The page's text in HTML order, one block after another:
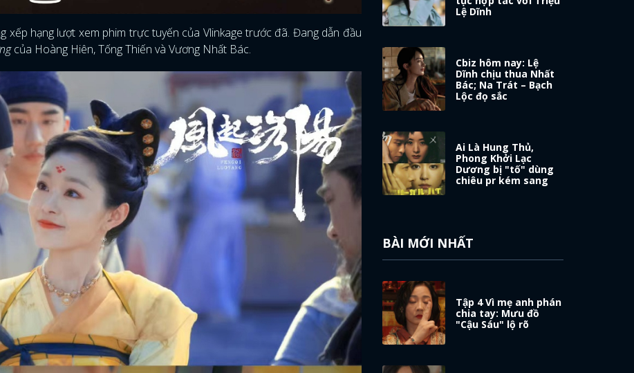
xếp hạng lượt xem phim trực tuyến của Vlinkage trước đã. Đang dẫn đầu
của Hoàng Hiên, Tống Thiến và Vương Nhất Bác.
Lệ Dĩnh
Cbiz hôm nay: Lệ
Dĩnh chịu thua Nhất
Bác; Na Trát – Bạch
Lộc đọ sắc
Ai Là Hung Thủ,
Phong Khởi Lạc
Dương bị "tố" dùng
chiêu pr kém sang
BÀI MỚI NHẤT
Tập 4 Vì mẹ anh phán
chia tay: Mưu đồ
"Cậu Sáu" lộ rõ